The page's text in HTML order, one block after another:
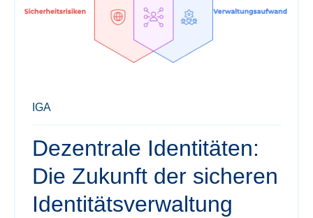
IGA
Dezentrale Identitäten:
Die Zukunft der sicheren
Identitätsverwaltung